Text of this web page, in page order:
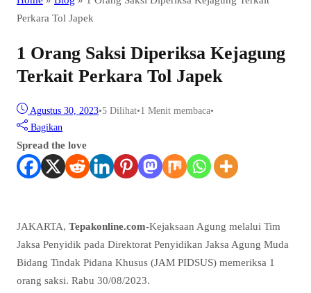
Perkara Tol Japek
1 Orang Saksi Diperiksa Kejagung
Terkait Perkara Tol Japek
Agustus 30, 2023•5 Dilihat•1 Menit membaca•
Bagikan
Spread the love
JAKARTA, Tepakonline.com-Kejaksaan Agung melalui Tim
Jaksa Penyidik pada Direktorat Penyidikan Jaksa Agung Muda
Bidang Tindak Pidana Khusus (JAM PIDSUS) memeriksa 1
orang saksi. Rabu 30/08/2023.